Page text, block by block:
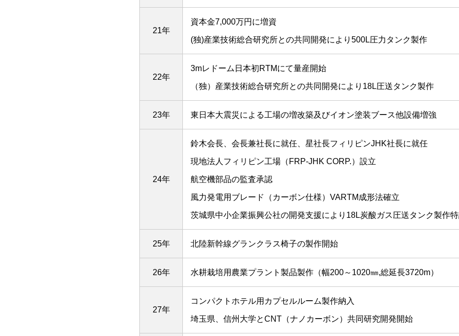
21年
資本金7,000万円に増資
(独)産業技術総合研究所との共同開発により500L圧力タンク製作
22年
3mレドーム日本初RTMにて量産開始
（独）産業技術総合研究所との共同開発により18L圧送タンク製作
23年 東日本大震災による工場の増改築及びイオン塗装ブース他設備増強
24年
鈴木会長、会長兼社長に就任、星社長フィリピンJHK社長に就任
現地法人フィリピン工場（FRP-JHK CORP.）設立
航空機部品の監査承認
風力発電用ブレード（カーボン仕様）VARTM成形法確立
茨城県中小企業振興公社の開発支援により18L炭酸ガス圧送タンク製作
25年 北陸新幹線グランクラス椅子の製作開始
26年 水耕栽培用農業プラント製品製作（幅200～1020㎜,総延長3720m）
27年
コンパクトホテル用カプセルルーム製作納入
埼玉県、信州大学とCNT（ナノカーボン）共同研究開発開始